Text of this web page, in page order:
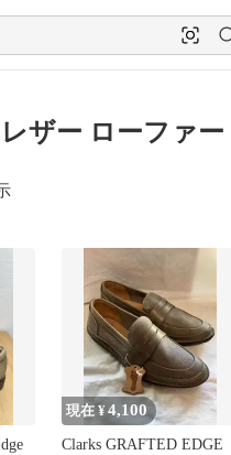
ザー ローファ
現在 ¥4,100
Clarks GRAFTED EDGE